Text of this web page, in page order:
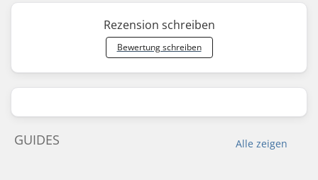
Rezension schreiben
Bewertung schreiben
Alle zeigen
GUIDES